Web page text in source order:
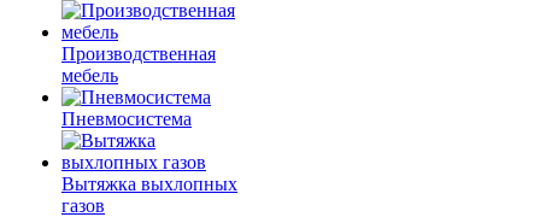
Производственная
мебель
Пневмосистема
Вытяжка выхлопных
газов